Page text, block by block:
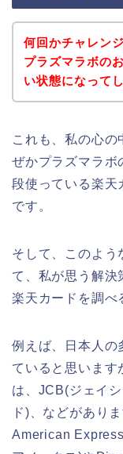
何回かチャレン
プラズマラボの
い状態になって
これも、私の心の
ぜかプラズマラボ
段使っている楽天
です。
そして、このよう
て、私が思う解決
楽天カードを調べ
例えば、日本人の
ていると思います
は、JCB(ジェイ
ド)、などがあり
American